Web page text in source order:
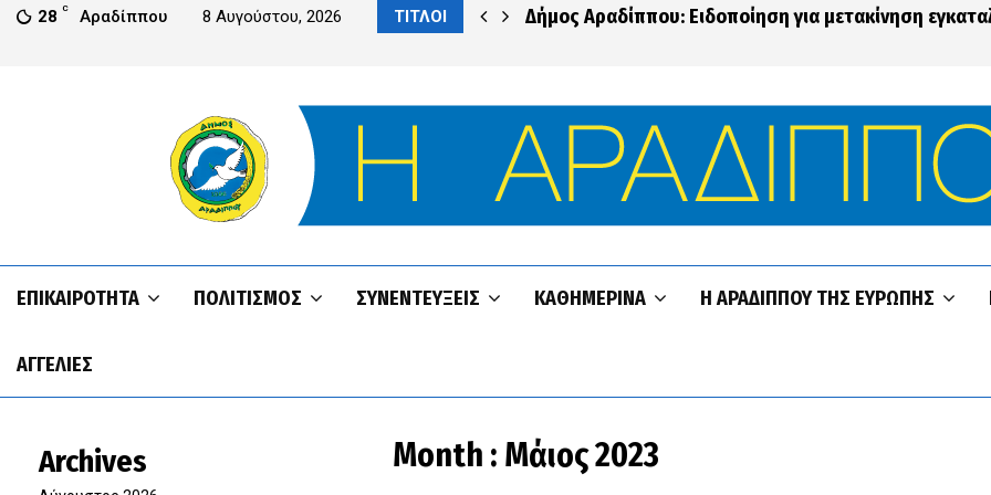
28 C Αραδίππου 8 Αυγούστου, 2026 ΤΙΤΛΟΙ
από το IPS του Πανεπιστημίου UCLan Cyprus Δήμος Αραδίππου: Ειδοποίηση για μετακίνηση
ΕΠΙΚΑΙΡΌΤΗΤΑ ΠΟΛΙΤΙΣΜΌΣ ΣΥΝΕΝΤΕΥΞΕΙΣ ΚΑΘΗΜΕΡΙΝΆ Η ΑΡΑΔΊΠΠΟΥ ΤΗΣ ΕΥΡΏΠΗΣ
ΑΓΓΕΛΊΕΣ
Month : Μάιος 2023
Archives